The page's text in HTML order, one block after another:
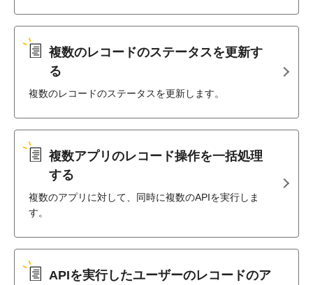
複数のレコードのステータスを更新す
る
複数のレコードのステータスを更新します。
複数アプリのレコード操作を一括処理
する
複数のアプリに対して、同時に複数のAPIを実行しま
す。
APIを実行したユーザーのレコードのア